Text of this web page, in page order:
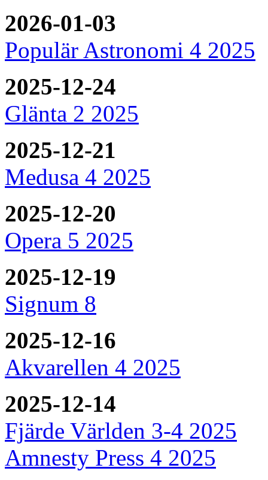
2026-01-03
Populär Astronomi 4 2025
2025-12-24
Glänta 2 2025
2025-12-21
Medusa 4 2025
2025-12-20
Opera 5 2025
2025-12-19
Signum 8
2025-12-16
Akvarellen 4 2025
2025-12-14
Fjärde Världen 3-4 2025
Amnesty Press 4 2025